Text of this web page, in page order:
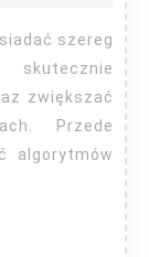
skutecznie
zwiększać
Przede
algorytmów